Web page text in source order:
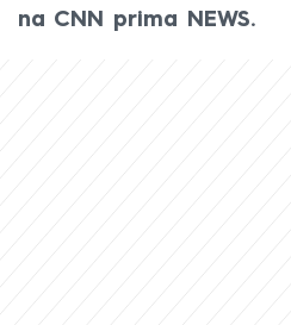
na CNN prima NEWS.